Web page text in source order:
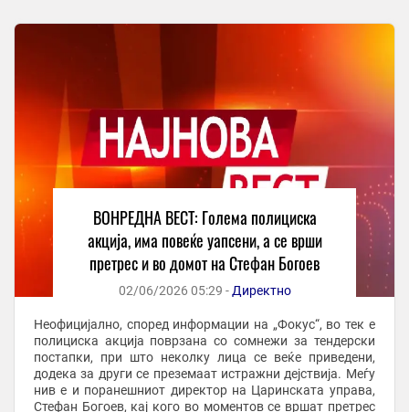
ВОНРЕДНА ВЕСТ: Голема полициска
акција, има повеќе уапсени, а се врши
претрес и во домот на Стефан Богоев
02/06/2026 05:29 -Директно
Неофицијално, според информации на „Фокус“, во тек е
полициска акција поврзана со сомнежи за тендерски
постапки, при што неколку лица се веќе приведени,
додека за други се преземаат истражни дејствија. Меѓу
нив е и поранешниот директор на Царинската управа,
Стефан Богоев, кај кого во моментов се вршат претрес